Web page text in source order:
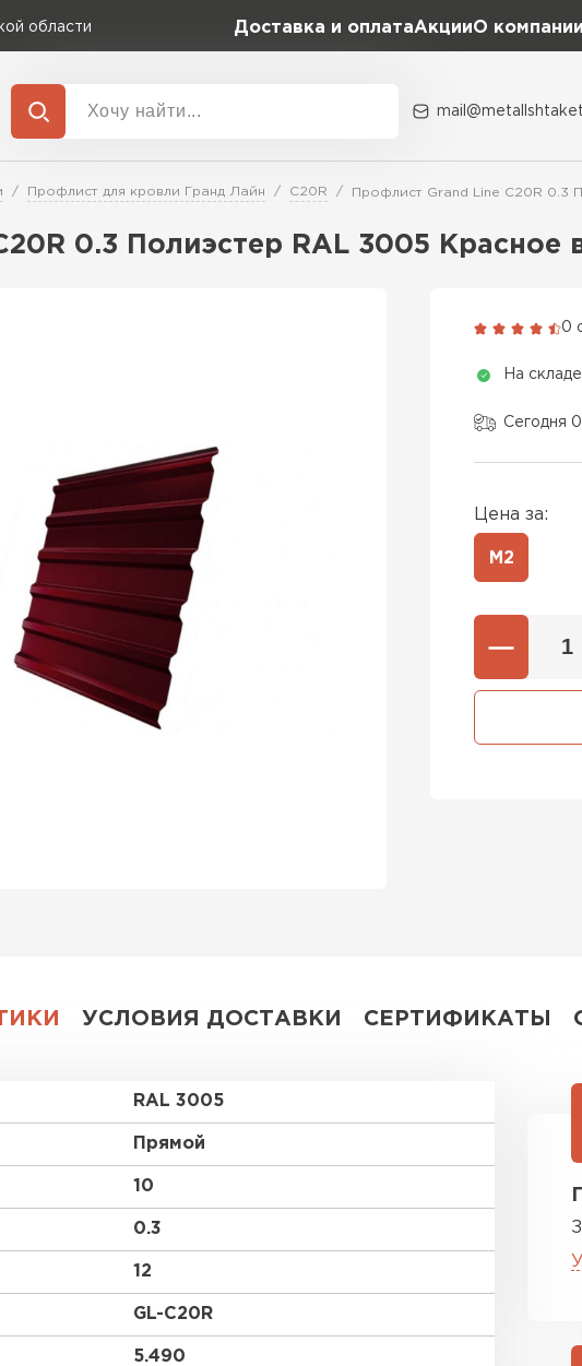
области Доставка и оплатаАкцииО компании
Бренд
Гранд Лайн
Профлист для кровли Гранд Лайн C20R Профлист Grand Line C20R 0.3
0.3 Полиэстер RAL 3005 Красное
0
На складе
Сегодня
Цена за:
М2
УСЛОВИЯ ДОСТАВКИ СЕРТИФИКАТЫ
RAL 3005
Прямой
10
0.3
12
GL-С20R
5.490